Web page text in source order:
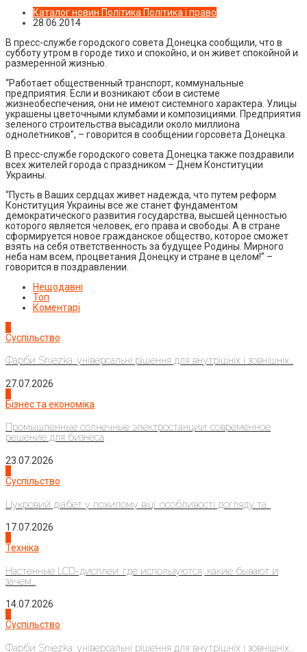
Каталог новин Політика Політика і право
28.06.2014
В пресс-службе городского совета Донецка сообщили, что в
субботу утром в городе тихо и спокойно, и он живет спокойной и
размеренной жизнью.
“Работает общественный транспорт, коммунальные
предприятия. Если и возникают сбои в системе
жизнеобеспечения, они не имеют системного характера. Улицы
украшены цветочными клумбами и композициями. Предприятия
зеленого строительства высадили около миллиона
однолетников”, – говорится в сообщении горсовета Донецка.
В пресс-службе городского совета Донецка также поздравили
всех жителей города с праздником – Днем Конституции
Украины.
“Пусть в Ваших сердцах живет надежда, что путем реформ
Конституция Украины все же станет фундаментом
демократического развития государства, высшей ценностью
которого является человек, его права и свободы. А в стране
сформируется новое гражданское общество, которое сможет
взять на себя ответственность за будущее Родины. Мирного
неба нам всем, процветания Донецку и стране в целом!” –
говорится в поздравлении.
Нещодавні
Топ
Коментарі
Суспільство
Фарби Sniezka: універсальні рішення для внутрішніх і зовнішніх...
27.07.2026
Бізнес та економіка
Промышленные солнечные электростанции: современное
решение для бизнеса
23.07.2026
Суспільство
Цукровий діабет у похилому віці: особливості догляду та...
17.07.2026
Техніка
Настенные LCD-дисплеи: где используются, какие бывают и
зачем...
14.07.2026
Суспільство
Фарби Sniezka: універсальні рішення для внутрішніх і зовнішніх...